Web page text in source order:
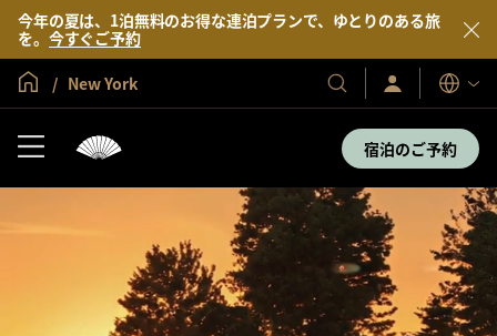
今年の夏は、1泊無料のお得な連泊プランで、ゆとりのある旅
を。 今すぐご予約
グローバル ホーム
New York
当
社
ル
リ
ゾ
ー
ト
サ
イ
ン
／
ぐ
入
会
表
示
言
語
宿泊のご予約